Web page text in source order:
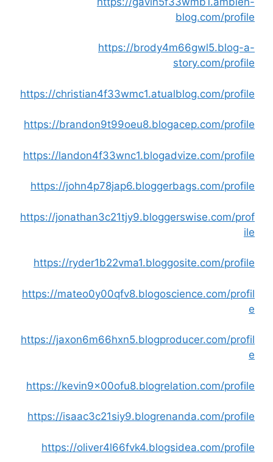
blog.com/profile
https://brody4m66gwl5.blog-a-
story.com/profile
https://christian4f33wmc1.atualblog.com/profile
https://brandon9t99oeu8.blogacep.com/profile
https://landon4f33wnc1.blogadvize.com/profile
https://john4p78jap6.bloggerbags.com/profile
https://jonathan3c21tjy9.bloggerswise.com/prof
ile
https://ryder1b22vma1.bloggosite.com/profile
https://mateo0y00qfv8.blogoscience.com/profil
e
https://jaxon6m66hxn5.blogproducer.com/profil
e
https://kevin9x00ofu8.blogrelation.com/profile
https://isaac3c21siy9.blogrenanda.com/profile
https://oliver4l66fvk4.blogsidea.com/profile